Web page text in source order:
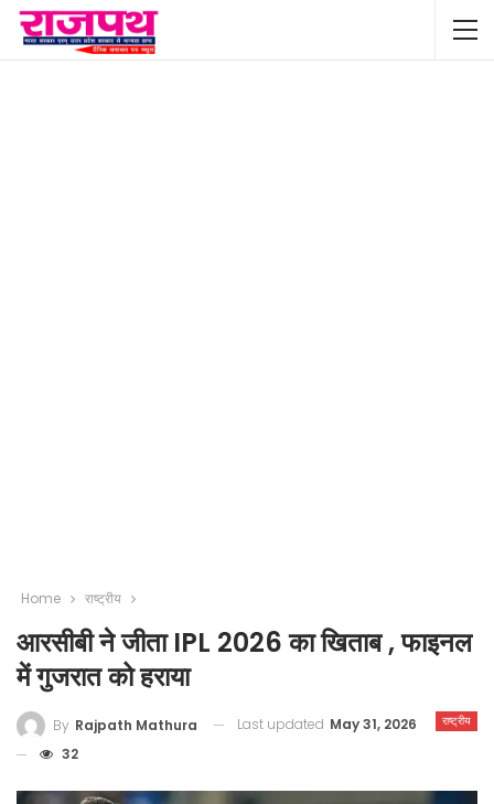
Home राष्ट्रीय
आरसीबी ने जीता IPL 2026 का खिताब , फाइनल
में गुजरात को हराया
राष्ट्रीय
By Rajpath Mathura Last updated May 31, 2026
32